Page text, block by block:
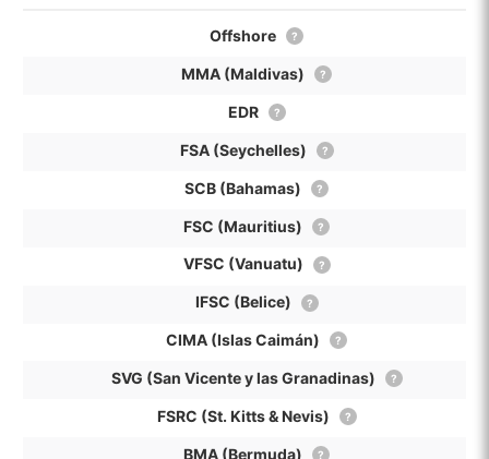
Offshore ?
MMA (Maldivas) ?
EDR ?
FSA (Seychelles) ?
SCB (Bahamas) ?
FSC (Mauritius) ?
VFSC (Vanuatu) ?
IFSC (Belice) ?
CIMA (Islas Caimán) ?
SVG (San Vicente y las Granadinas) ?
FSRC (St. Kitts & Nevis) ?
BMA (Bermuda) ?